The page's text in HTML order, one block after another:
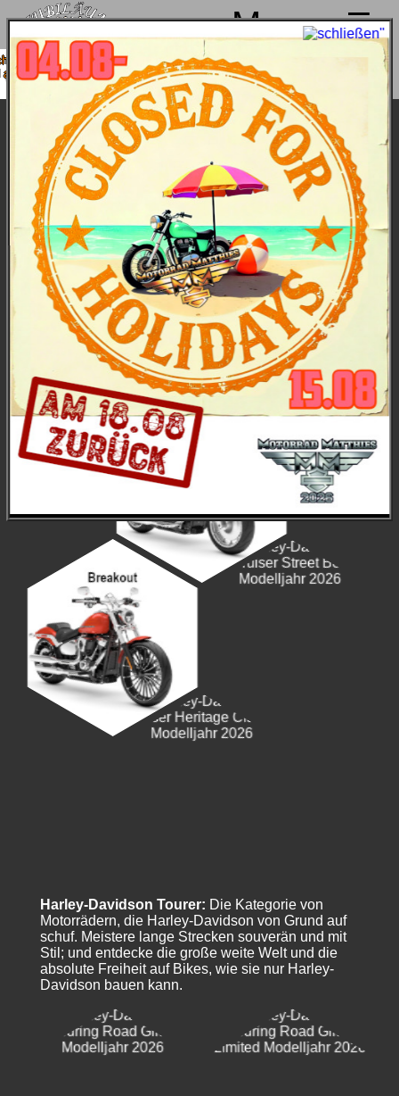
Menu
von 4. bis 15.08. Sommerpause
wieder mit voller Power für
Harley-Davidson Bikes Modelljahr 2026
Harley-Davidson Cruiser:Authentische Tradition
sorgt in Kombination mit moderner Technologie für
Power, Style und pure Fahrfreude, ob in der Stadt
oder auf der Landstraße.
Harley-Davidson Tourer: Die Kategorie von
Motorrädern, die Harley-Davidson von Grund auf
schuf. Meistere lange Strecken souverän und mit
Stil; und entdecke die große weite Welt und die
absolute Freiheit auf Bikes, wie sie nur Harley-
Davidson bauen kann.